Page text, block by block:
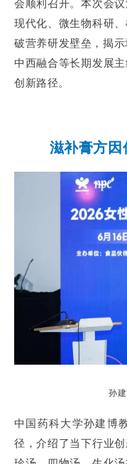
会顺利召开。本次会
现代化、微生物科研
破营养研发壁垒，揭
中西融合等长期发展
创新路径。
滋补膏方因
孙
中国药科大学孙建博
径，介绍了当下行业